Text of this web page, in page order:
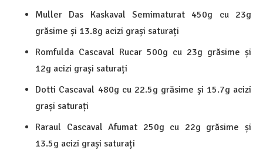
Muller Das Kaskaval Semimaturat 450g cu 23g
grăsime și 13.8g acizi grași saturați
Romfulda Cascaval Rucar 500g cu 23g grăsime și
12g acizi grași saturați
Dotti Cascaval 480g cu 22.5g grăsime și 15.7g acizi
grași saturați
Raraul Cascaval Afumat 250g cu 22g grăsime și
13.5g acizi grași saturați